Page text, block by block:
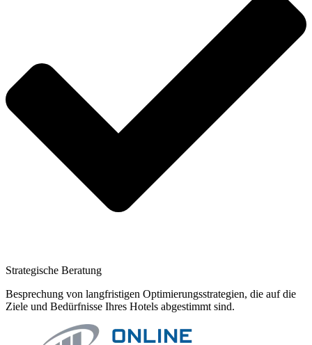
Strategische Beratung
Besprechung von langfristigen Optimierungsstrategien, die auf die
Ziele und Bedürfnisse Ihres Hotels abgestimmt sind.